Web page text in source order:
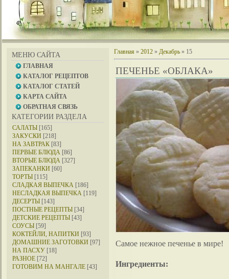
МЕНЮ САЙТА
ГЛАВНАЯ
КАТАЛОГ РЕЦЕПТОВ
КАТАЛОГ СТАТЕЙ
КАРТА САЙТА
ОБРАТНАЯ СВЯЗЬ
КАТЕГОРИИ РАЗДЕЛА
САЛАТЫ [165]
ЗАКУСКИ [218]
НА ЗАВТРАК [83]
ПЕРВЫЕ БЛЮДА [86]
ВТОРЫЕ БЛЮДА [327]
ЗАПЕКАНКИ [60]
ТОРТЫ [115]
СЛАДКАЯ ВЫПЕЧКА [186]
НЕСЛАДКАЯ ВЫПЕЧКА [119]
ДЕСЕРТЫ [143]
ПОСТНЫЕ РЕЦЕПТЫ [34]
ДЕТСКИЕ РЕЦЕПТЫ [43]
СОУСЫ [59]
КОКТЕЙЛИ, НАПИТКИ [93]
ДОМАШНИЕ ЗАГОТОВКИ [97]
НА ПАСХУ [18]
РАЗНОЕ [72]
ГОТОВИМ НА МАНГАЛЕ [43]
Главная » 2012 » Декабрь » 15
ПЕЧЕНЬЕ «ОБЛАКА»
Самое нежное печенье в мире!
Ингредиенты: